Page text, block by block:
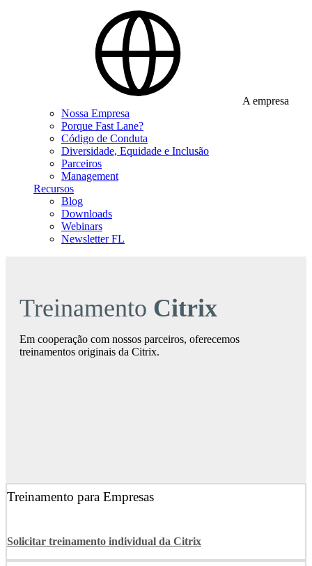
A empresa
Nossa Empresa
Porque Fast Lane?
Código de Conduta
Diversidade, Equidade e Inclusão
Parceiros
Management
Recursos
Blog
Downloads
Webinars
Newsletter FL
Treinamento Citrix
Em cooperação com nossos parceiros, oferecemos
treinamentos originais da Citrix.
Treinamento para Empresas
Solicitar treinamento individual da Citrix